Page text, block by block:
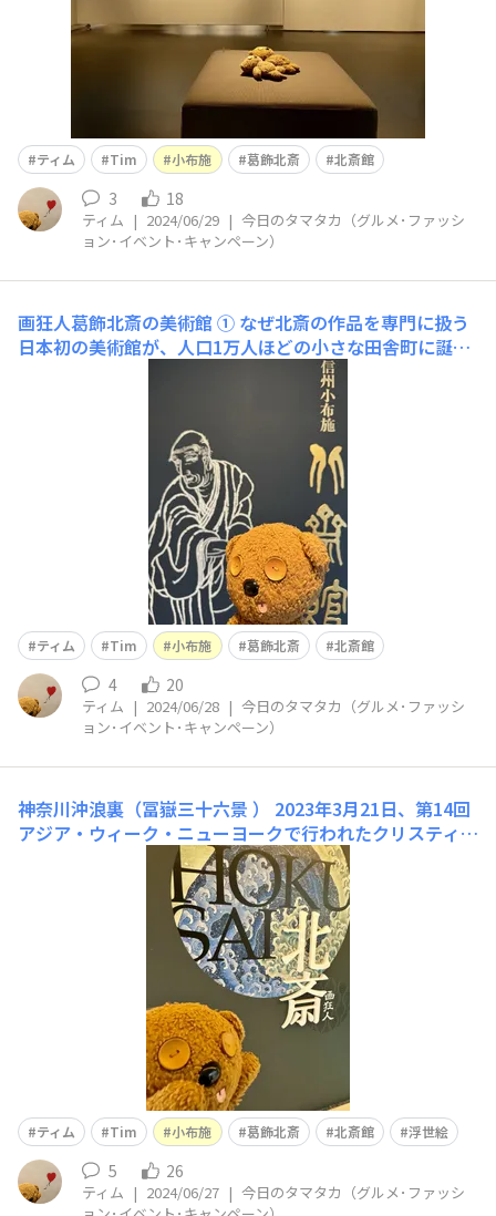
ティム Tim 小布施 葛飾北斎 北斎館
3 18
ティム | 2024/06/29 | 今日のタマタカ（グルメ･ファッシ
ョン･イベント･キャンペーン）
画狂人葛飾北斎の美術館 ① なぜ北斎の作品を専門に扱う
日本初の美術館が、人口1万人ほどの小さな田舎町に誕生
したのでしょう。北斎館は今から48年前、1976年にオー
プンしました。北斎館が出来る前は、小布施の地元の人に
北斎はあまり知られていない存在だったようです。北斎の
作品は一般のお宅の蔵などに眠っていることもあり、海外
ティム Tim 小布施 葛飾北斎 北斎館
4 20
ティム | 2024/06/28 | 今日のタマタカ（グルメ･ファッシ
ョン･イベント･キャンペーン）
神奈川沖浪裏（冨嶽三十六景 ）
2023年3月21日、第14回
アジア・ウィーク・ニューヨークで行われたクリスティー
ズのオークションで、北斎の「神奈川沖浪裏」が約3億60
00万円で落札されました。北斎作品の中での過去最高額
を記録しました。版木が摩耗していない初期の摺りで、線
がクリアなことが評価されたそうです。とはいえ、何百枚
ティム Tim 小布施 葛飾北斎 北斎館 浮世絵
5 26
ティム | 2024/06/27 | 今日のタマタカ（グルメ･ファッシ